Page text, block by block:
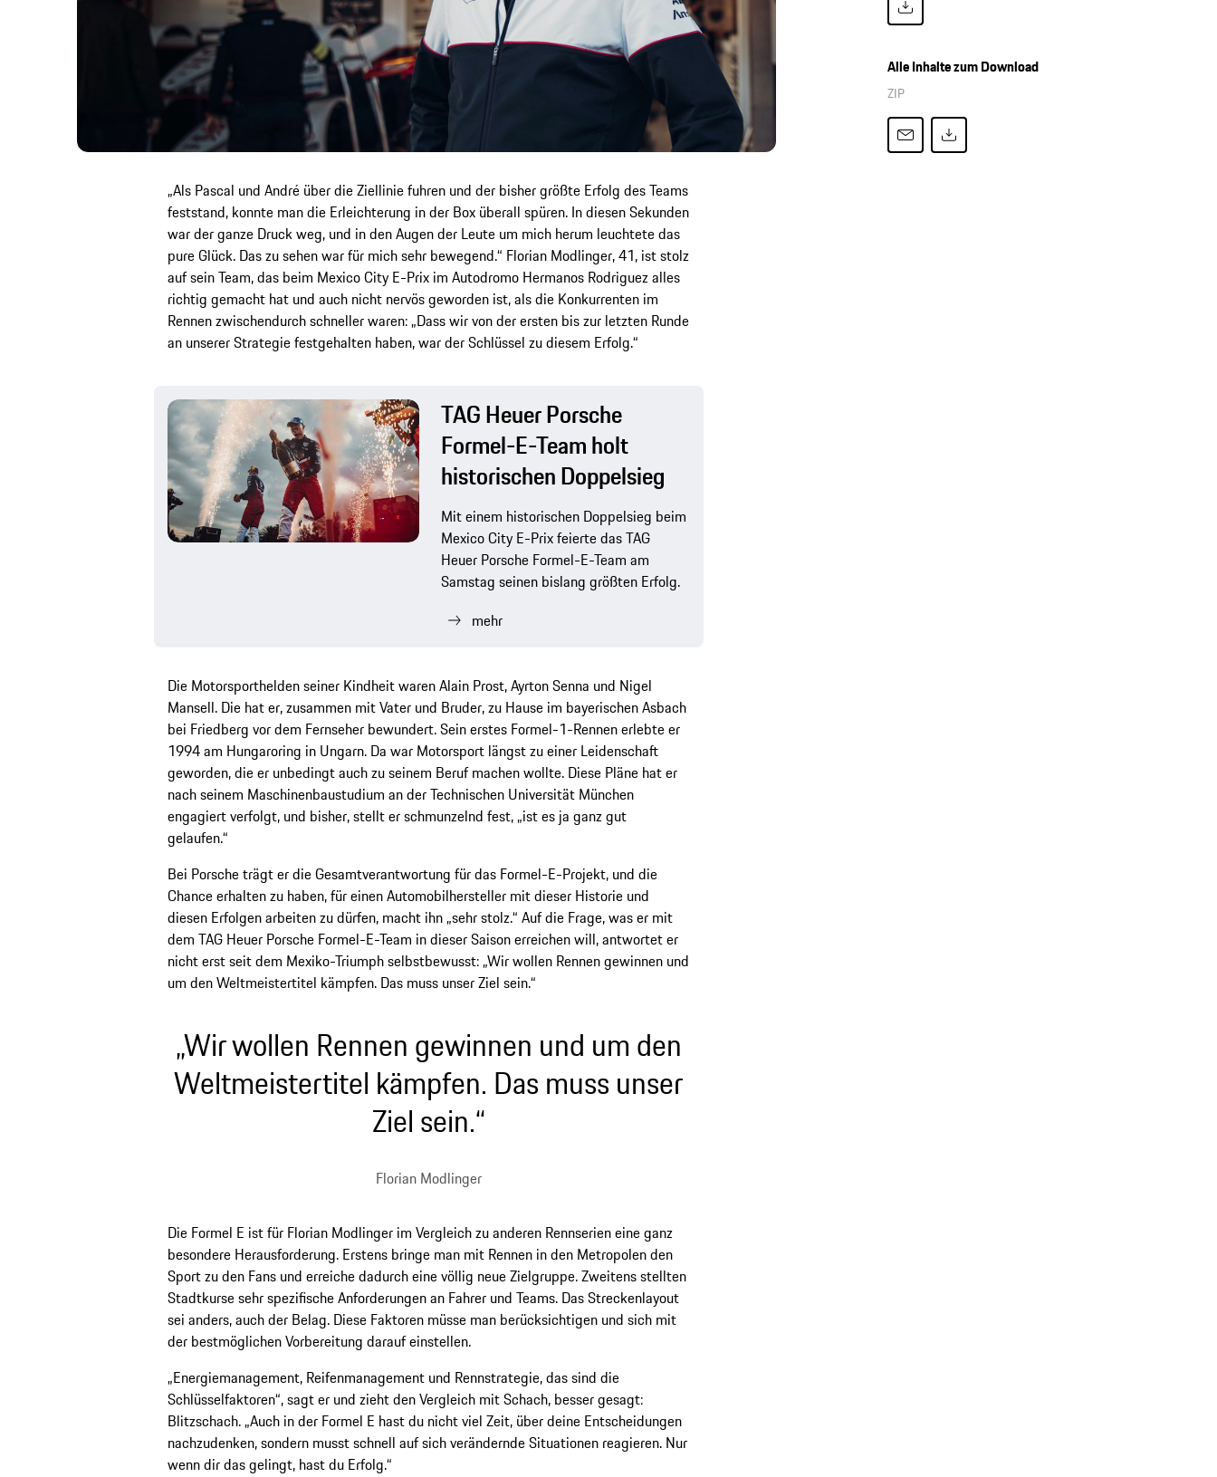
„Als Pascal und André über die Ziellinie fuhren und der bisher größte Erfolg des Teams
feststand, konnte man die Erleichterung in der Box überall spüren. In diesen Sekunden
war der ganze Druck weg, und in den Augen der Leute um mich herum leuchtete das
pure Glück. Das zu sehen war für mich sehr bewegend.“ Florian Modlinger, 41, ist stolz
auf sein Team, das beim Mexico City E-Prix im Autodromo Hermanos Rodriguez alles
richtig gemacht hat und auch nicht nervös geworden ist, als die Konkurrenten im
Rennen zwischendurch schneller waren: „Dass wir von der ersten bis zur letzten Runde
an unserer Strategie festgehalten haben, war der Schlüssel zu diesem Erfolg.“
TAG Heuer Porsche
Formel-E-Team holt
historischen Doppelsieg
Mit einem historischen Doppelsieg beim
Mexico City E-Prix feierte das TAG
Heuer Porsche Formel-E-Team am
Samstag seinen bislang größten Erfolg.
mehr
Die Motorsporthelden seiner Kindheit waren Alain Prost, Ayrton Senna und Nigel
Mansell. Die hat er, zusammen mit Vater und Bruder, zu Hause im bayerischen Asbach
bei Friedberg vor dem Fernseher bewundert. Sein erstes Formel-1-Rennen erlebte er
1994 am Hungaroring in Ungarn. Da war Motorsport längst zu einer Leidenschaft
geworden, die er unbedingt auch zu seinem Beruf machen wollte. Diese Pläne hat er
nach seinem Maschinenbaustudium an der Technischen Universität München
engagiert verfolgt, und bisher, stellt er schmunzelnd fest, „ist es ja ganz gut
gelaufen.“
Bei Porsche trägt er die Gesamtverantwortung für das Formel-E-Projekt, und die
Chance erhalten zu haben, für einen Automobilhersteller mit dieser Historie und
diesen Erfolgen arbeiten zu dürfen, macht ihn „sehr stolz.“ Auf die Frage, was er mit
dem TAG Heuer Porsche Formel-E-Team in dieser Saison erreichen will, antwortet er
nicht erst seit dem Mexiko-Triumph selbstbewusst: „Wir wollen Rennen gewinnen und
um den Weltmeistertitel kämpfen. Das muss unser Ziel sein.“
„Wir wollen Rennen gewinnen und um den
Weltmeistertitel kämpfen. Das muss unser
Ziel sein.“
Florian Modlinger
Die Formel E ist für Florian Modlinger im Vergleich zu anderen Rennserien eine ganz
besondere Herausforderung. Erstens bringe man mit Rennen in den Metropolen den
Sport zu den Fans und erreiche dadurch eine völlig neue Zielgruppe. Zweitens stellten
Stadtkurse sehr spezifische Anforderungen an Fahrer und Teams. Das Streckenlayout
sei anders, auch der Belag. Diese Faktoren müsse man berücksichtigen und sich mit
der bestmöglichen Vorbereitung darauf einstellen.
„Energiemanagement, Reifenmanagement und Rennstrategie, das sind die
Schlüsselfaktoren“, sagt er und zieht den Vergleich mit Schach, besser gesagt:
Blitzschach. „Auch in der Formel E hast du nicht viel Zeit, über deine Entscheidungen
nachzudenken, sondern musst schnell auf sich verändernde Situationen reagieren. Nur
wenn dir das gelingt, hast du Erfolg.“
Alle Inhalte zum Download
ZIP